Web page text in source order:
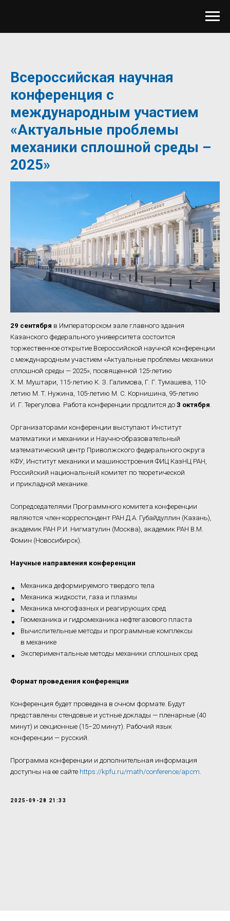
Всероссийская научная
конференция с
международным участием
«Актуальные проблемы
механики сплошной среды –
2025»
29 сентября в Императорском зале главного здания
Казанского федерального университета состоится
торжественное открытие Всероссийской научной конференции
с международным участием «Актуальные проблемы механики
сплошной среды — 2025», посвященной 125-летию
Х. М. Муштари, 115-летию К. З. Галимова, Г. Г. Тумашева, 110-
летию М. Т. Нужина, 105-летию М. С. Корнишина, 95-летию
И. Г. Терегулова. Работа конференции продлится до 3 октября
Организаторами конференции выступают Институт
математики и механики и Научно-образовательный
математический центр Приволжского федерального округа
КФУ, Институт механики и машиностроения ФИЦ КазНЦ РАН,
Российский национальный комитет по теоретической
и прикладной механике.
Сопредседателями Программного комитета конференции
являются член-корреспондент РАН Д.А. Губайдуллин (Казань),
академик РАН Р.И. Нигматулин (Москва), академик РАН В.М.
Фомин (Новосибирск).
Научные направления конференции
Механика деформируемого твердого тела
Механика жидкости, газа и плазмы
Механика многофазных и реагирующих сред
Геомеханика и гидромеханика нефтегазового пласта
Вычислительные методы и программные комплексы
в механике
Экспериментальные методы механики сплошных сред
Формат проведения конференции
Конференция будет проведена в очном формате. Будут
представлены стендовые и устные доклады — пленарные (40
минут) и секционные (15−20 минут). Рабочий язык
конференции — русский.
Программа конференции и дополнительная информация
доступны на ее сайте https://kpfu.ru/math/conference/apcm
2025-09-28 21:33